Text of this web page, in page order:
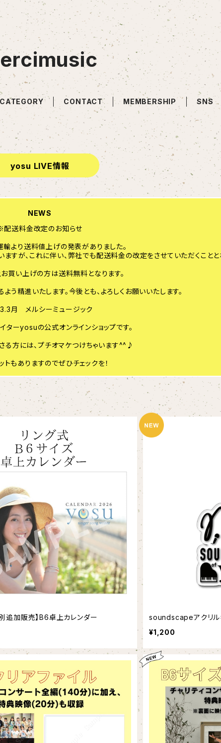
CATEGORY CONTACT MEMBERSHIP SNS
yosu LIVE情報
NEWS
配送料金改定のお知らせ
輸より送料値上げの発表がありました。
が、これに伴い、弊社でも配送料金の改定をさせていただくことと
買い上げの方は送料無料となります。
う精進いたします。今後とも、よろしくお願いいたします。
月 メルシーミュージック
ターyosuの公式オンラインショップです。
る方には、プチオマケつけちゃいます^^♪
トもありますのでぜひチェックを！
別追加販売】B6卓上カレンダー
soundscapeアクリル
¥1,200